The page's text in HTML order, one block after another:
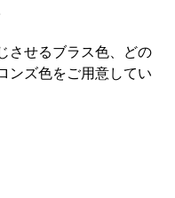
させるブラス色、どの
ンズ色をご用意してい